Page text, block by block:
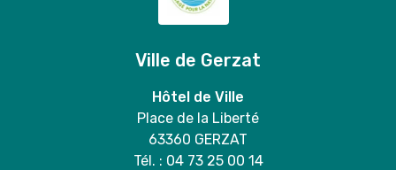
Ville de Gerzat
Hôtel de Ville
Place de la Liberté
63360 GERZAT
Tél. : 04 73 25 00 14